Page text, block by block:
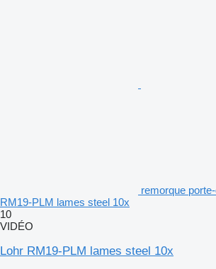
remorque
RM19-PLM lames steel 10x
10
VIDÉO
Lohr RM19-PLM lames steel 10x